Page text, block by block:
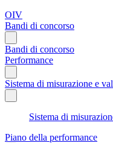
OIV
Bandi di concorso
Bandi di concorso
Performance
Sistema di misurazione e
Sistema di
Piano della performance